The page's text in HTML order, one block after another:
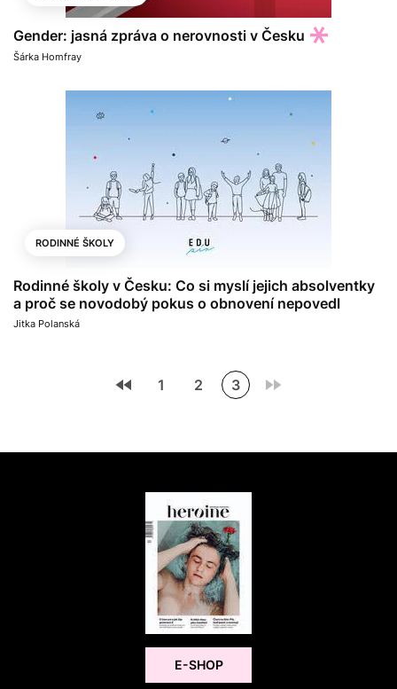
Gender: jasná zpráva o nerovnosti v Česku
Šárka Homfray
RODINNÉ ŠKOLY
Rodinné školy v Česku: Co si myslí jejich absolventky
a proč se novodobý pokus o obnovení nepovedl
Jitka Polanská
1 2 3
E-SHOP